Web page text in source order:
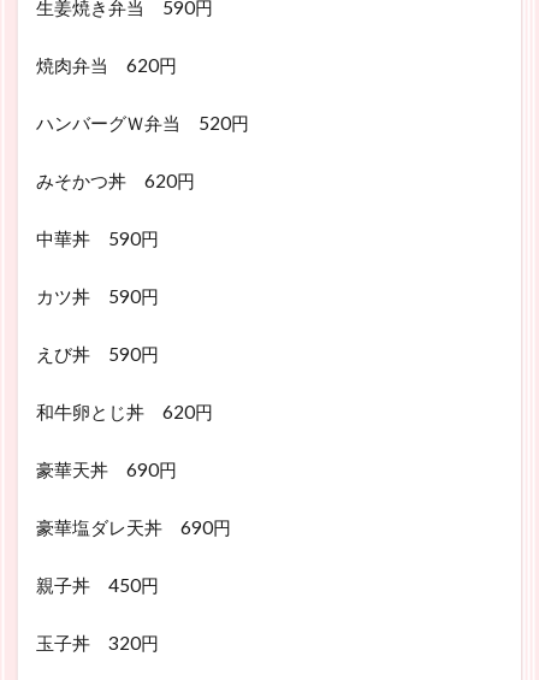
生姜焼き弁当 590円
焼肉弁当 620円
ハンバーグＷ弁当 520円
みそかつ丼 620円
中華丼 590円
カツ丼 590円
えび丼 590円
和牛卵とじ丼 620円
豪華天丼 690円
豪華塩ダレ天丼 690円
親子丼 450円
玉子丼 320円